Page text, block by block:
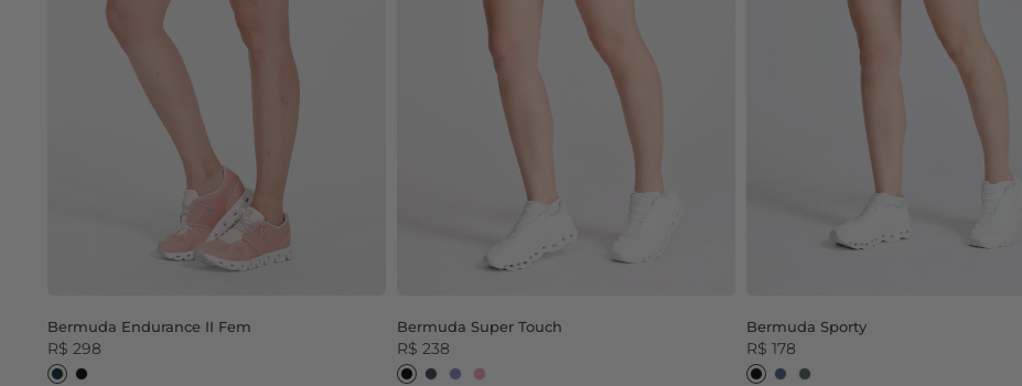
Bermuda Endurance II Fem
R$ 298
Dark NavyBlack
Bermuda Super Touch
R$ 238
BlackDress BlueMoonlight BlueAsh Rosh
Bermuda Sporty
R$ 178
PretoAz SharkVd Army